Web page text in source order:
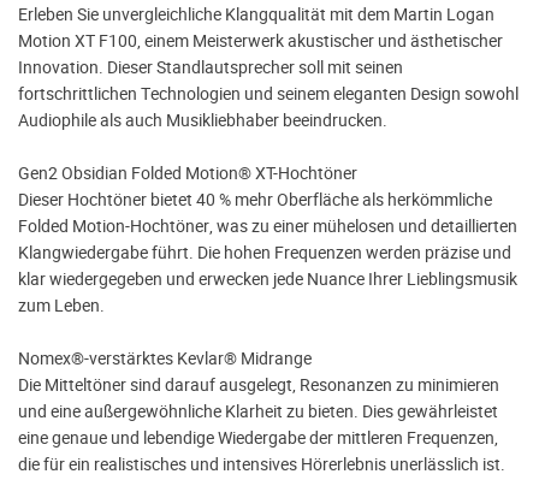
Erleben Sie unvergleichliche Klangqualität mit dem Martin Logan
Motion XT F100, einem Meisterwerk akustischer und ästhetischer
Innovation. Dieser Standlautsprecher soll mit seinen
fortschrittlichen Technologien und seinem eleganten Design sowohl
Audiophile als auch Musikliebhaber beeindrucken.
Gen2 Obsidian Folded Motion® XT-Hochtöner
Dieser Hochtöner bietet 40 % mehr Oberfläche als herkömmliche
Folded Motion-Hochtöner, was zu einer mühelosen und detaillierten
Klangwiedergabe führt. Die hohen Frequenzen werden präzise und
klar wiedergegeben und erwecken jede Nuance Ihrer Lieblingsmusik
zum Leben.
Nomex®-verstärktes Kevlar® Midrange
Die Mitteltöner sind darauf ausgelegt, Resonanzen zu minimieren
und eine außergewöhnliche Klarheit zu bieten. Dies gewährleistet
eine genaue und lebendige Wiedergabe der mittleren Frequenzen,
die für ein realistisches und intensives Hörerlebnis unerlässlich ist.